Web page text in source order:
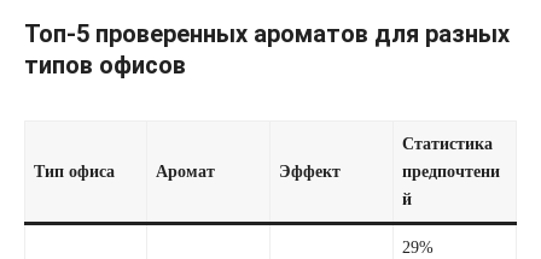
Топ-5 проверенных ароматов для разных
типов офисов
Тип офиса Аромат Эффект
Статистика
предпочтени
й
29%